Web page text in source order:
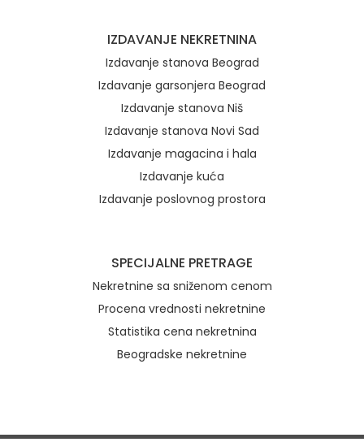
IZDAVANJE NEKRETNINA
Izdavanje stanova Beograd
Izdavanje garsonjera Beograd
Izdavanje stanova Niš
Izdavanje stanova Novi Sad
Izdavanje magacina i hala
Izdavanje kuća
Izdavanje poslovnog prostora
SPECIJALNE PRETRAGE
Nekretnine sa sniženom cenom
Procena vrednosti nekretnine
Statistika cena nekretnina
Beogradske nekretnine